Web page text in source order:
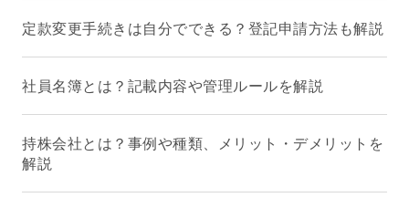
定款変更手続きは自分でできる？登記申請方法も解説
社員名簿とは？記載内容や管理ルールを解説
持株会社とは？事例や種類、メリット・デメリットを
解説